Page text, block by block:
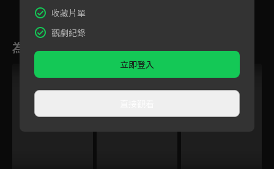
為您推薦
收藏片單
觀劇紀錄
立即登入